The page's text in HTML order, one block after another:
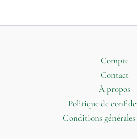
Compte
Contact
À propos
Politique de
Conditions générales